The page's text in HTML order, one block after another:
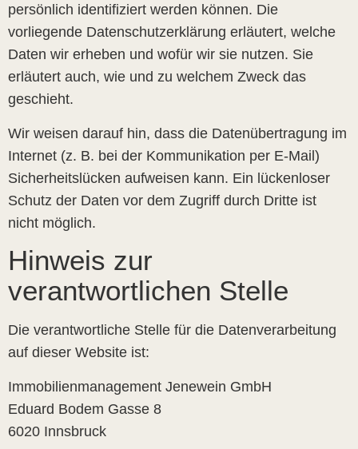
persönlich identifiziert werden können. Die
vorliegende Datenschutzerklärung erläutert, welche
Daten wir erheben und wofür wir sie nutzen. Sie
erläutert auch, wie und zu welchem Zweck das
geschieht.
Wir weisen darauf hin, dass die Datenübertragung im
Internet (z. B. bei der Kommunikation per E-Mail)
Sicherheitslücken aufweisen kann. Ein lückenloser
Schutz der Daten vor dem Zugriff durch Dritte ist
nicht möglich.
Hinweis zur
verantwortlichen Stelle
Die verantwortliche Stelle für die Datenverarbeitung
auf dieser Website ist:
Immobilienmanagement Jenewein GmbH
Eduard Bodem Gasse 8
6020 Innsbruck